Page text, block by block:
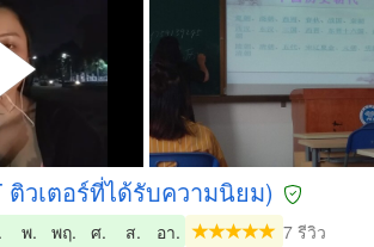
ติวเตอร์ที่ได้รับความนิยม)
พ. พฤ. ศ. ส. อา.
7 รีวิว